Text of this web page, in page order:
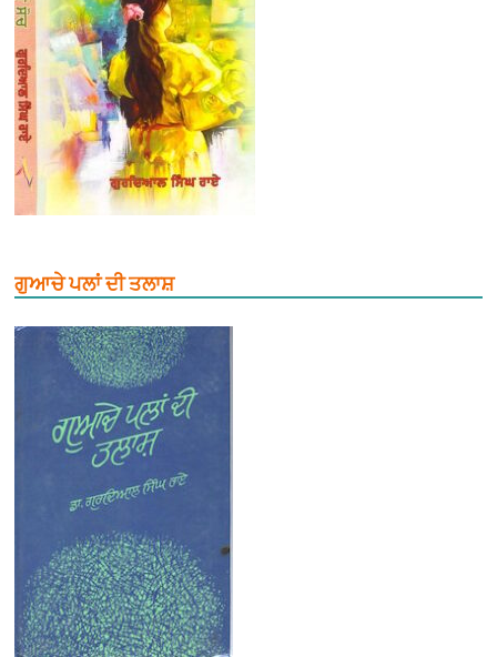
ਗੁਆਚੇ ਪਲਾਂ ਦੀ ਤਲਾਸ਼